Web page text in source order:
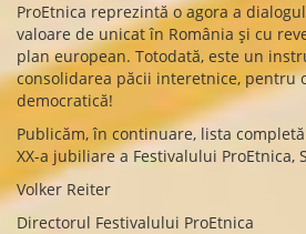
ProEtnica reprezintă o agora a
valoare de unicat în România și cu
plan european. Totodată, este un
consolidarea păcii interetnice, pentru
democratică!
Publicăm, în continuare, lista
XX-a jubiliare a Festivalului ProEtnica,
Volker Reiter
Directorul Festivalului ProEtnica